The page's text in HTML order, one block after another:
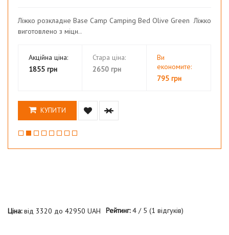
Ліжко розкладне Base Camp Camping Bed Olive Green Ліжко
виготовлено з міцн..
Акційна ціна:
1855 грн
Стара ціна:
2650 грн
Ви
економите:
795 грн
КУПИТИ
Ціна:від 3320 до 42950 UAH Рейтинг:4 / 5 (1 відгуків)